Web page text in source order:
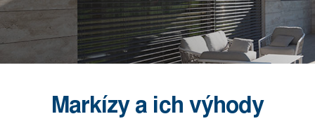
Markízy a ich výhody